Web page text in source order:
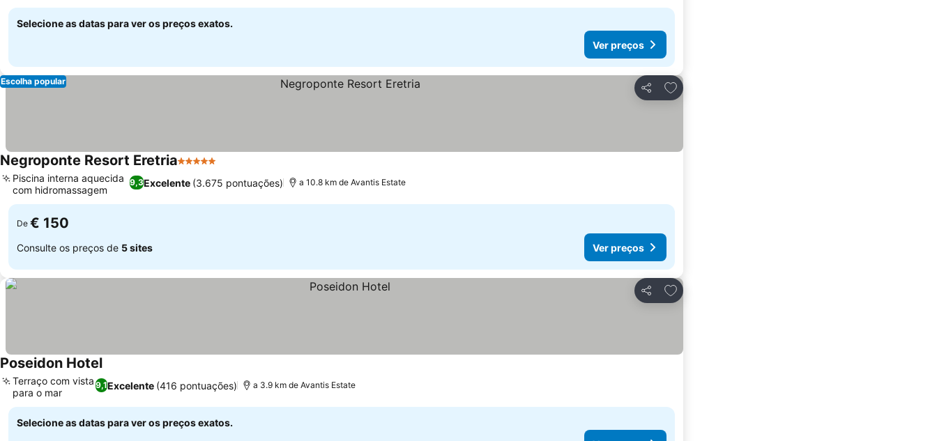
Selecione as datas para ver os preços exatos.
Ver preços
Partilhar
Adicionar aos favoritos
Escolha popular
Negroponte Resort Eretria5 Estrelas
9,3Excelente (3.675 pontuações)
Piscina interna aquecida
com hidromassagem
a 10.8 km de Avantis Estate
De € 150
Consulte os preços de 5 sites Ver preços
Partilhar
Adicionar aos favoritos
Poseidon HotelVer preços
9,1Excelente (416 pontuações)
Terraço com vista
para o mar
a 3.9 km de Avantis Estate
Selecione as datas para ver os preços exatos.